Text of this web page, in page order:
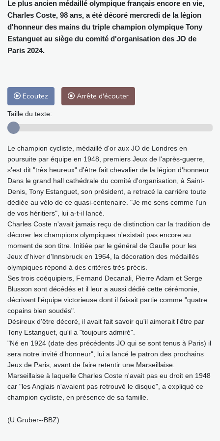
Le plus ancien médaillé olympique français encore en vie,
Charles Coste, 98 ans, a été décoré mercredi de la légion
d'honneur des mains du triple champion olympique Tony
Estanguet au siège du comité d'organisation des JO de
Paris 2024.
Ecoutez Arrête d'écouter
Taille du texte:
Le champion cycliste, médaillé d'or aux JO de Londres en
poursuite par équipe en 1948, premiers Jeux de l'après-guerre,
s'est dit "très heureux" d'être fait chevalier de la légion d'honneur.
Dans le grand hall cathédrale du comité d'organisation, à Saint-
Denis, Tony Estanguet, son président, a retracé la carrière toute
dédiée au vélo de ce quasi-centenaire. "Je me sens comme l'un
de vos héritiers", lui a-t-il lancé.
Charles Coste n'avait jamais reçu de distinction car la tradition de
décorer les champions olympiques n'existait pas encore au
moment de son titre. Initiée par le général de Gaulle pour les
Jeux d'hiver d'Innsbruck en 1964, la décoration des médaillés
olympiques répond à des critères très précis.
Ses trois coéquipiers, Fernand Decanali, Pierre Adam et Serge
Blusson sont décédés et il leur a aussi dédié cette cérémonie,
décrivant l'équipe victorieuse dont il faisait partie comme "quatre
copains bien soudés".
Désireux d'être décoré, il avait fait savoir qu'il aimerait l'être par
Tony Estanguet, qu'il a "toujours admiré".
"Né en 1924 (date des précédents JO qui se sont tenus à Paris) il
sera notre invité d'honneur", lui a lancé le patron des prochains
Jeux de Paris, avant de faire retentir une Marseillaise.
Marseillaise à laquelle Charles Coste n'avait pas eu droit en 1948
car "les Anglais n'avaient pas retrouvé le disque", a expliqué ce
champion cycliste, en présence de sa famille.
(U.Gruber--BBZ)